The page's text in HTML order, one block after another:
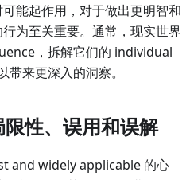
能起作用，对于做出更明智和
为至关重要。通常，现实世界
，拆解它们的 individual
来更深入的洞察。
性、误用和误解
and widely applicable 的心